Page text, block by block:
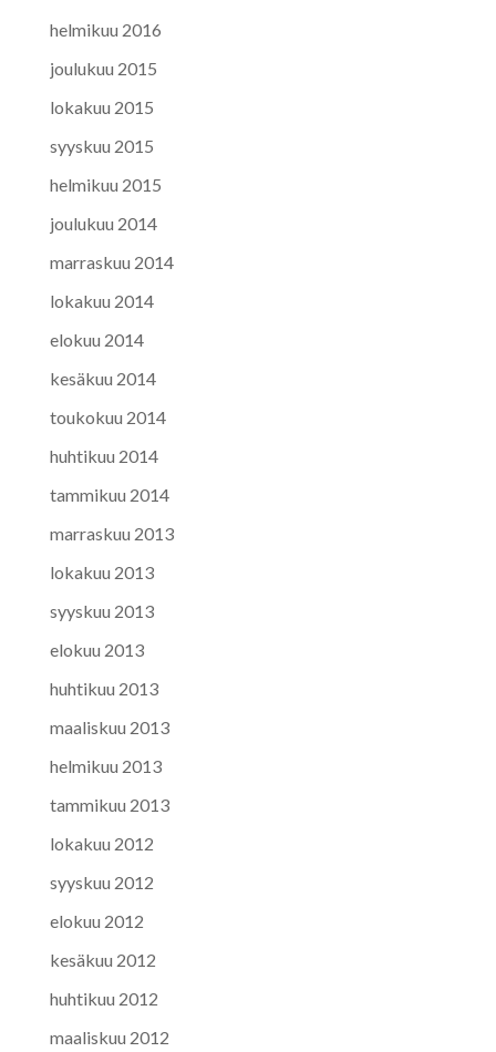
helmikuu 2016
joulukuu 2015
lokakuu 2015
syyskuu 2015
helmikuu 2015
joulukuu 2014
marraskuu 2014
lokakuu 2014
elokuu 2014
kesäkuu 2014
toukokuu 2014
huhtikuu 2014
tammikuu 2014
marraskuu 2013
lokakuu 2013
syyskuu 2013
elokuu 2013
huhtikuu 2013
maaliskuu 2013
helmikuu 2013
tammikuu 2013
lokakuu 2012
syyskuu 2012
elokuu 2012
kesäkuu 2012
huhtikuu 2012
maaliskuu 2012